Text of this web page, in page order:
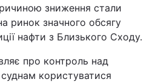
зниження стали
ринок значного обсягу
нафти з Близького Сходу.
про контроль над
користуватися